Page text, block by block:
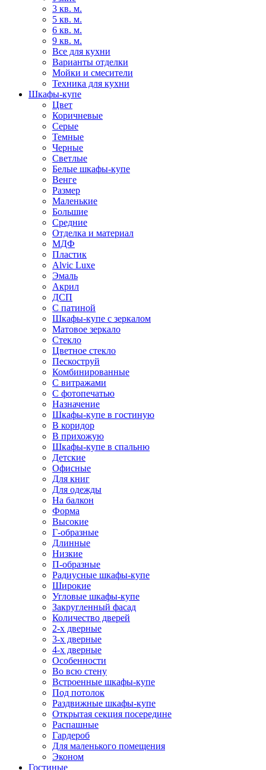
3 кв. м.
5 кв. м.
6 кв. м.
9 кв. м.
Все для кухни
Варианты отделки
Мойки и смесители
Техника для кухни
Шкафы-купе
Цвет
Коричневые
Серые
Темные
Черные
Светлые
Белые шкафы-купе
Венге
Размер
Маленькие
Большие
Средние
Отделка и материал
МДФ
Пластик
Alvic Luxe
Эмаль
Акрил
ДСП
С патиной
Шкафы-купе с зеркалом
Матовое зеркало
Стекло
Цветное стекло
Пескоструй
Комбинированные
С витражами
С фотопечатью
Назначение
Шкафы-купе в гостиную
В коридор
В прихожую
Шкафы-купе в спальню
Детские
Офисные
Для книг
Для одежды
На балкон
Форма
Высокие
Г-образные
Длинные
Низкие
П-образные
Радиусные шкафы-купе
Широкие
Угловые шкафы-купе
Закругленный фасад
Количество дверей
2-х дверные
3-х дверные
4-х дверные
Особенности
Во всю стену
Встроенные шкафы-купе
Под потолок
Раздвижные шкафы-купе
Открытая секция посередине
Распашные
Гардероб
Для маленького помещения
Эконом
Гостиные